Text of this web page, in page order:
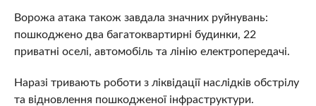
Ворожа атака також завдала значних руйнувань:
пошкоджено два багатоквартирні будинки, 22
приватні оселі, автомобіль та лінію електропередачі.
Наразі тривають роботи з ліквідації наслідків обстрілу
та відновлення пошкодженої інфраструктури.